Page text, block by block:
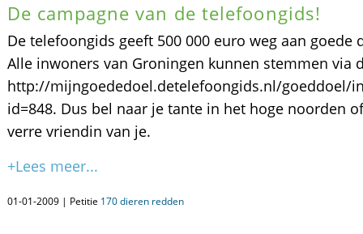
De campagne van de telefoongids!
De telefoongids geeft 500 000 euro weg aan goede
Alle inwoners van Groningen kunnen stemmen via
http://mijngoededoel.detelefoongids.nl/goeddoel/
id=848. Dus bel naar je tante in het hoge noorden
verre vriendin van je.
+Lees meer...
01-01-2009 | Petitie 170 dieren redden